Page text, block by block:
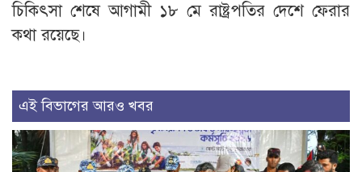
চিকিৎসা শেষে আগামী ১৮ মে রাষ্ট্রপতির দেশে ফেরার
কথা রয়েছে।
এই বিভাগের আরও খবর